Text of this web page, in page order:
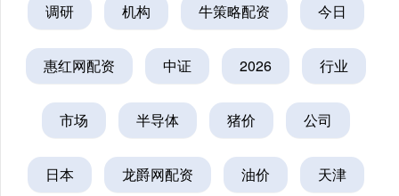
调研 机构 牛策略配资 今日
惠红网配资 中证 2026 行业
市场 半导体 猪价 公司
日本 龙爵网配资 油价 天津